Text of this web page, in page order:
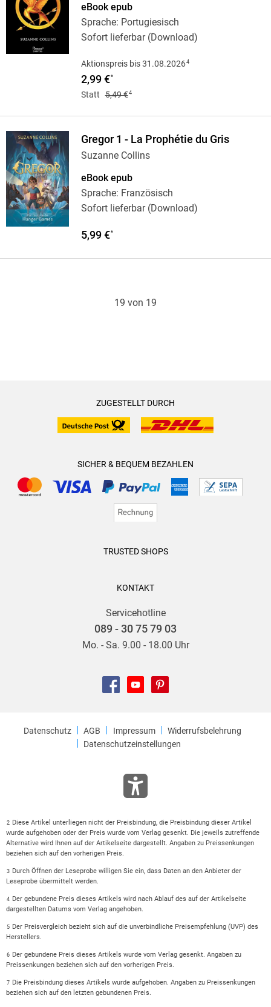
eBook epub
Sprache: Portugiesisch
Sofort lieferbar (Download)
Aktionspreis bis 31.08.20264
2,99 €*
Statt 5,49 €4
Gregor 1 - La Prophétie du Gris
Suzanne Collins
eBook epub
Sprache: Französisch
Sofort lieferbar (Download)
5,99 €*
19 von 19
ZUGESTELLT DURCH
SICHER & BEQUEM BEZAHLEN
TRUSTED SHOPS
KONTAKT
Servicehotline
089 - 30 75 79 03
Mo. - Sa. 9.00 - 18.00 Uhr
Datenschutz AGB Impressum
Widerrufsbelehrung
Datenschutzeinstellungen
2
Diese Artikel unterliegen nicht der Preisbindung, die Preisbindung dieser Artikel
wurde aufgehoben oder der Preis wurde vom Verlag gesenkt. Die jeweils zutreffende
Alternative wird Ihnen auf der Artikelseite dargestellt. Angaben zu Preissenkungen
beziehen sich auf den vorherigen Preis.
3
Durch Öffnen der Leseprobe willigen Sie ein, dass Daten an den Anbieter der
Leseprobe übermittelt werden.
4
Der gebundene Preis dieses Artikels wird nach Ablauf des auf der Artikelseite
dargestellten Datums vom Verlag angehoben.
5
Der Preisvergleich bezieht sich auf die unverbindliche Preisempfehlung (UVP) des
Herstellers.
6
Der gebundene Preis dieses Artikels wurde vom Verlag gesenkt. Angaben zu
Preissenkungen beziehen sich auf den vorherigen Preis.
7
Die Preisbindung dieses Artikels wurde aufgehoben. Angaben zu Preissenkungen
beziehen sich auf den letzten gebundenen Preis.